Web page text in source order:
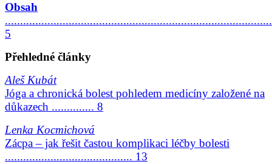
Obsah
5
Přehledné články
Aleš Kubát
Jóga a chronická bolest pohledem medicíny založené na
důkazech .............. 8
Lenka Kocmichová
Zácpa – jak řešit častou komplikaci léčby bolesti
.......................................... 13